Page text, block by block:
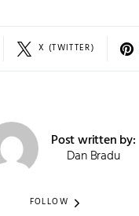
X (TWITTER)
Post written by:
Dan Bradu
FOLLOW